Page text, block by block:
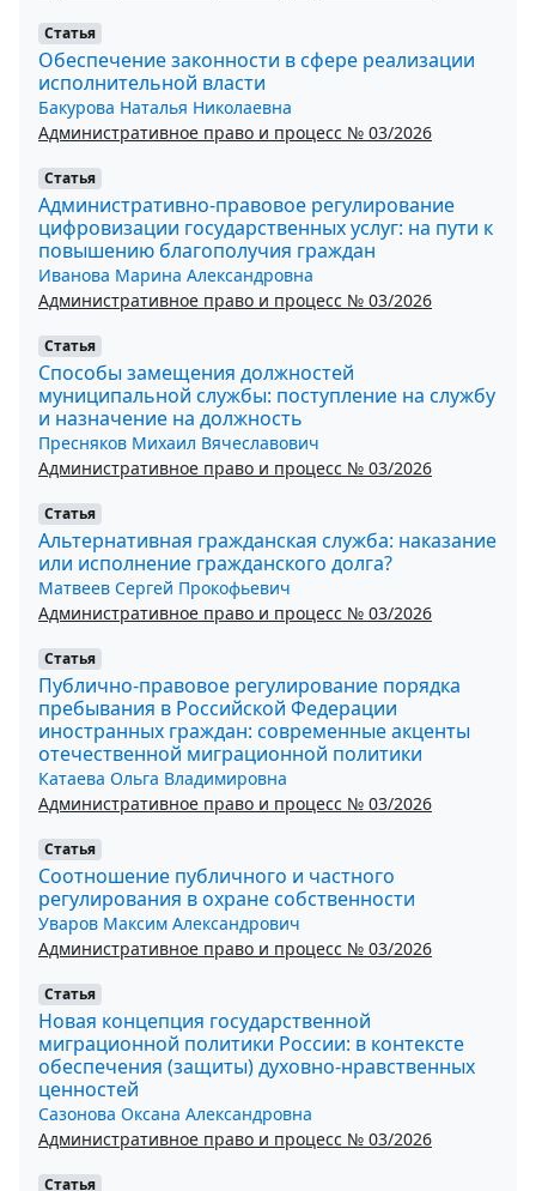
Статья
Обеспечение законности в сфере реализации
исполнительной власти
Бакурова Наталья Николаевна
Административное право и процесс № 03/2026
Статья
Административно-правовое регулирование
цифровизации государственных услуг: на пути к
повышению благополучия граждан
Иванова Марина Александровна
Административное право и процесс № 03/2026
Статья
Способы замещения должностей
муниципальной службы: поступление на службу
и назначение на должность
Пресняков Михаил Вячеславович
Административное право и процесс № 03/2026
Статья
Альтернативная гражданская служба: наказание
или исполнение гражданского долга?
Матвеев Сергей Прокофьевич
Административное право и процесс № 03/2026
Статья
Публично-правовое регулирование порядка
пребывания в Российской Федерации
иностранных граждан: современные акценты
отечественной миграционной политики
Катаева Ольга Владимировна
Административное право и процесс № 03/2026
Статья
Соотношение публичного и частного
регулирования в охране собственности
Уваров Максим Александрович
Административное право и процесс № 03/2026
Статья
Новая концепция государственной
миграционной политики России: в контексте
обеспечения (защиты) духовно-нравственных
ценностей
Сазонова Оксана Александровна
Административное право и процесс № 03/2026
Статья